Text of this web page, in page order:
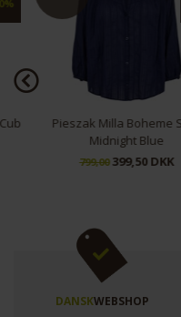
Pieszak Milla Boheme Shirt
Midnight Blue
799,00399,50 DKK
DANSKWEBSHOP